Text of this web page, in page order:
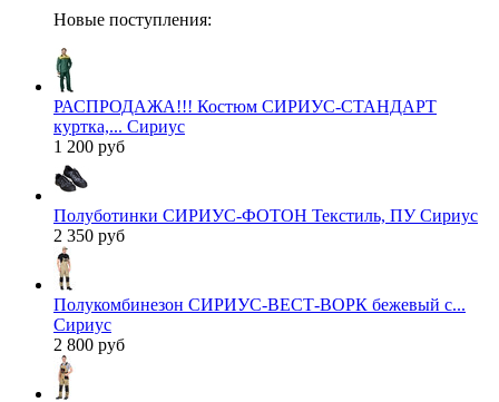
Новые поступления:
РАСПРОДАЖА!!! Костюм СИРИУС-СТАНДАРТ
куртка,... Сириус
1 200 руб
Полуботинки СИРИУС-ФОТОН Текстиль, ПУ Сириус
2 350 руб
Полукомбинезон СИРИУС-ВЕСТ-ВОРК бежевый с...
Сириус
2 800 руб